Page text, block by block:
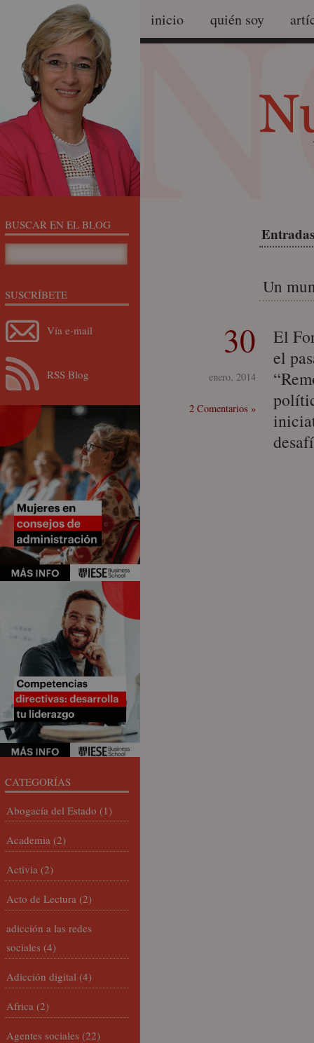
inicio quién soy
Un
30
enero, 2014
2 Comentarios »
El
el
BUSCAR EN EL BLOG
SUSCRÍBETE
Vía e-mail
RSS Blog
CATEGORÍAS
Abogacía del Estado (1)
Academia (2)
Activia (2)
Acto de Lectura (2)
adicción a las redes
sociales (4)
Adicción digital (4)
Africa (2)
Agentes sociales (22)